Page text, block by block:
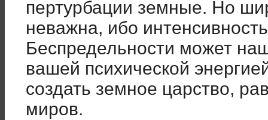
пертурбации земные. Но
неважна, ибо
Беспредельности может
вашей психической
создать земное царство,
миров.